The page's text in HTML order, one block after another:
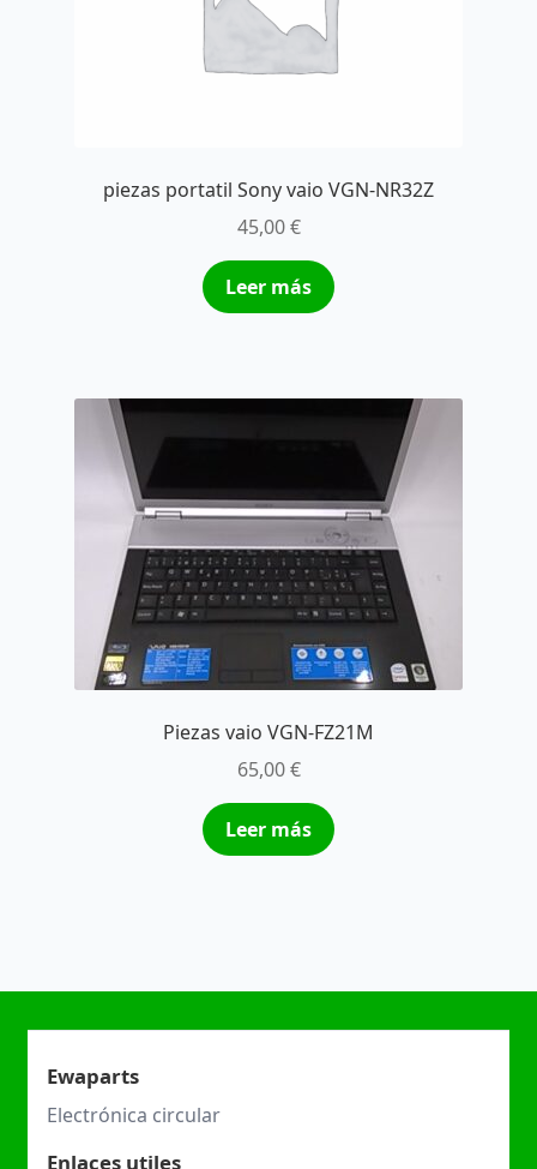
piezas portatil Sony vaio VGN-NR32Z
45,00€
Leer más
Piezas vaio VGN-FZ21M
65,00€
Leer más
Ewaparts
Electrónica circular
Enlaces utiles